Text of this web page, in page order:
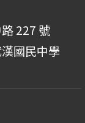
227 號
國民中學